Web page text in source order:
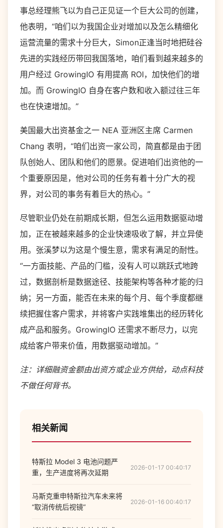
事总经理熊飞以为自己正见证一个巨大公司的创建，
他表明，“咱们以为我国企业对增加以及怎么精细化
运营流量的需求十分巨大，Simon正逢当时地把硅谷
先进的实践经历带回我国落地，咱们看到越来越多的
用户经过 GrowingIO 有用提高 ROI，加快他们的增
加。而 GrowingIO 自身在客户数和收入额过往三年
也在快速增加。”
美国最大出资基金之一 NEA 亚洲区主席 Carmen
Chang 表明，“咱们出资一家公司，简直都是由于团
队创始人、团队和他们的愿景。促进咱们出资他的一
个重要原因是，他对公司的任务有着十分广大的视
界，对公司的事务有着巨大的热心。”
尽管职业仍处在前期成长期，但怎么运用数据驱动增
加，正在被越来越多的企业快速吸收了解，并立异使
用。张溪梦以为这是个慢生意，需求有满足的耐性。
“一方面技能、产品的门槛，没有人可以跳跃式地跨
过，数据剖析是数据途径、技能架构等各种才能的归
纳；另一方面，能否在未来的每个月、每个季度都继
续把握住客户需求，并将客户实践堆集出的经历转化
成产品和服务。GrowingIO 还需求不断尽力，以完
成给客户带来价值，用数据驱动增加。”
注：详细融资金额由出资方或企业方供给，动点科技
不做任何背书。
相关新闻
特斯拉 Model 3 电池问题严
重，生产进度将再次延期
2026-01-17 00:40:17
马斯克重申特斯拉汽车未来将
“取消传统后视镜”
2026-01-16 00:40:17